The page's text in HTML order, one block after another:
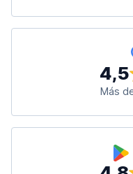
4,5
Más